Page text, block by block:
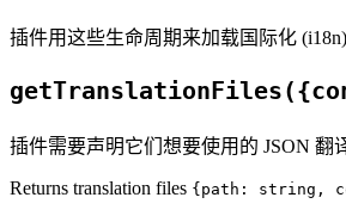
插件用这些生命周期来加载国际化
插件需要声明它们想要使用的 JSON 翻
Returns translation files {path: string,